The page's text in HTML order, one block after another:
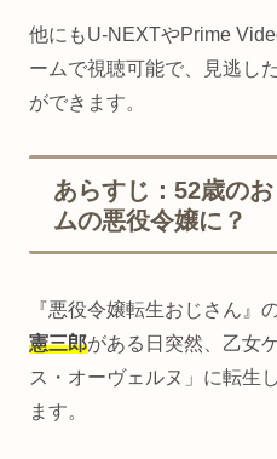
他にもU-NEXTやPrime
ームで視聴可能で、見逃し
ができます。
あらすじ：52歳の
ムの悪役令嬢に？
『悪役令嬢転生おじさん』
憲三郎がある日突然、乙女
ス・オーヴェルヌ」に転生
ます。